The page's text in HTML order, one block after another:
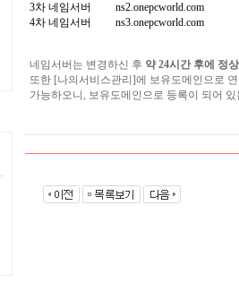
3차 네임서버
ns2.onepcworld.com
4차 네임서버
ns3.onepcworld.com
네임서버는 변경하신 후 약 24시간 후에 정
또한 [나의서비스관리]에 보유도메인으로
가능하오니, 보유도메인으로 등록이 되어